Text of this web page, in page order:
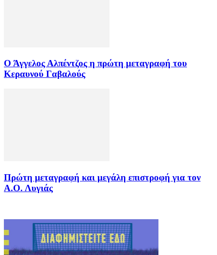
Ο Άγγελος Αλπέντζος η πρώτη μεταγραφή του
Κεραυνού Γαβαλούς
Πρώτη μεταγραφή και μεγάλη επιστροφή για τον
Α.Ο. Λυγιάς